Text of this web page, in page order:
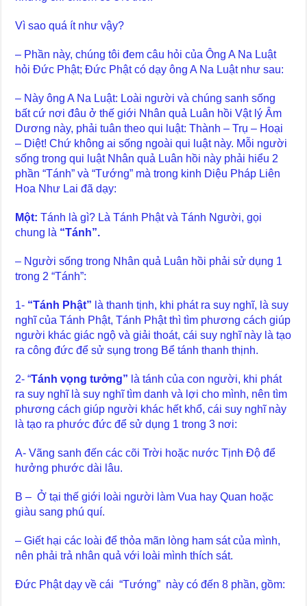
Vì sao quá ít như vậy?
– Phần này, chúng tôi đem câu hỏi của Ông A Na Luật
hỏi Đức Phật; Đức Phật có dạy ông A Na Luật như sau:
– Này ông A Na Luật: Loài người và chúng sanh sống
bất cứ nơi đâu ở thế giới Nhân quả Luân hồi Vật lý Âm
Dương này, phải tuân theo qui luật: Thành – Trụ – Hoại
– Diệt! Chứ không ai sống ngoài qui luật này. Mỗi người
sống trong qui luật Nhân quả Luân hồi này phải hiểu 2
phần “Tánh” và “Tướng” mà trong kinh Diệu Pháp Liên
Hoa Như Lai đã dạy:
Một: Tánh là gì? Là Tánh Phật và Tánh Người, gọi
chung là “Tánh”.
– Người sống trong Nhân quả Luân hồi phải sử dụng 1
trong 2 “Tánh”:
1- “Tánh Phật” là thanh tịnh, khi phát ra suy nghĩ, là suy
nghĩ của Tánh Phật, Tánh Phật thì tìm phương cách giúp
người khác giác ngộ và giải thoát, cái suy nghĩ này là tạo
ra công đức để sử sụng trong Bể tánh thanh thịnh.
2- “Tánh vọng tưởng” là tánh của con người, khi phát
ra suy nghĩ là suy nghĩ tìm danh và lợi cho mình, nên tìm
phương cách giúp người khác hết khổ, cái suy nghĩ này
là tạo ra phước đức để sử dụng 1 trong 3 nơi:
A- Vãng sanh đến các cõi Trời hoặc nước Tịnh Độ để
hưởng phước dài lâu.
B – Ở tại thế giới loài người làm Vua hay Quan hoặc
giàu sang phú quí.
– Giết hại các loài để thỏa mãn lòng ham sát của mình,
nên phải trả nhân quả với loài mình thích sát.
Đức Phật dạy về cái “Tướng” này có đến 8 phần, gồm: